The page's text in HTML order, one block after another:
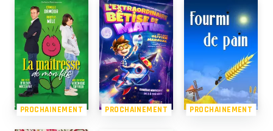
PROCHAINEMENT PROCHAINEMENT PROCHAINEMENT